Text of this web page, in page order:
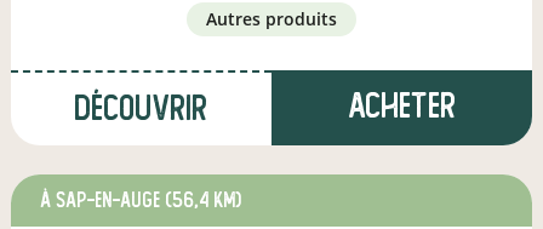
autres produits
Découvrir Acheter
à Sap-en-Auge (56,4 km)